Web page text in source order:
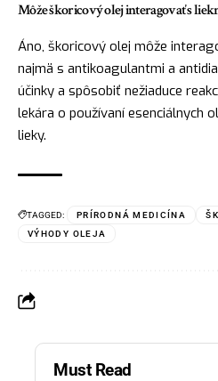
Môže škoricový olej interagovať s
Áno, škoricový olej môže
najmä s antikoagulantmi a
účinky a spôsobiť nežiaduce
lekára o používaní esenciálnych
lieky.
TAGGED: PRÍRODNÁ MEDICÍNA
VÝHODY OLEJA
Must Read